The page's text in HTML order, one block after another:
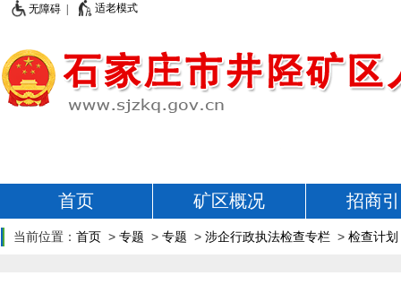
无障碍 | 适老模式
首页 矿区概况 招商
当前位置： 首页 > 专题 > 专题 > 涉企行政执法检查专栏 > 检查计划